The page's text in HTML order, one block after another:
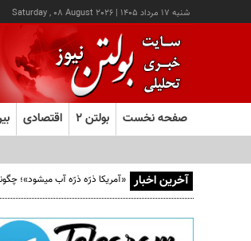
شنبه ۱۷ مرداد ۱۴۰۵ |
Saturday , 08 August 2026
صفحه نخست بولتن ۲ اقتصادی
آخرین اخبار «آمریکا ذرّه ذرّه آب میشود»؛